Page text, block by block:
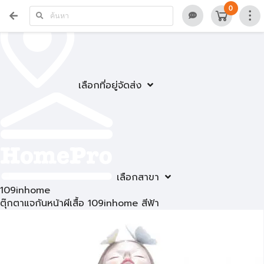
เลือกที่อยู่จัดส่ง
เลือกสาขา
0
109inhome
ตุ๊กตาแจกันหน้าผีเสื้อ 109inhome สีฟ้า